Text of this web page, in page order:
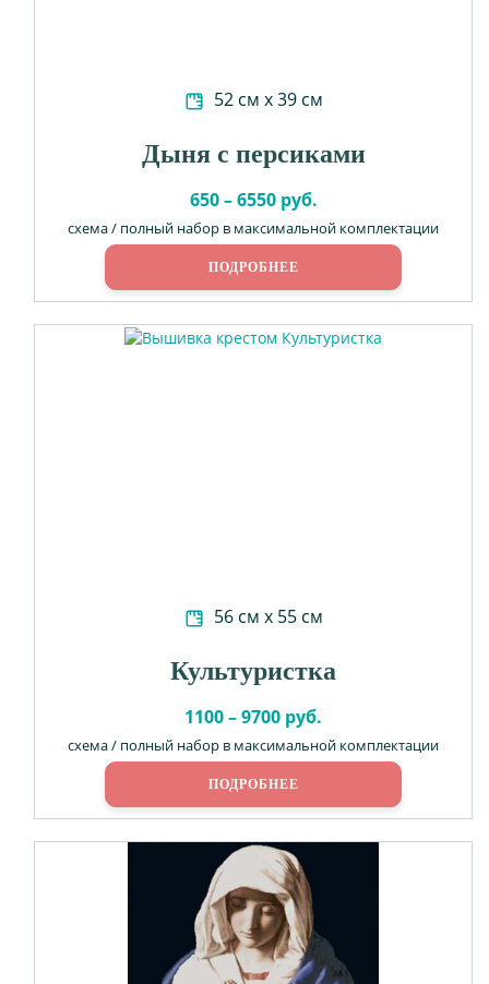
52 см х 39 см
Дыня с персиками
650 – 6550 руб.
схема / полный набор в максимальной комплектации
ПОДРОБНЕЕ
56 см х 55 см
Культуристка
1100 – 9700 руб.
схема / полный набор в максимальной комплектации
ПОДРОБНЕЕ